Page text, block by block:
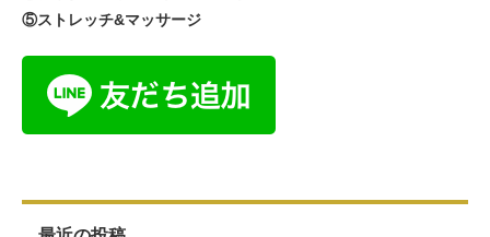
⑤ストレッチ&マッサージ